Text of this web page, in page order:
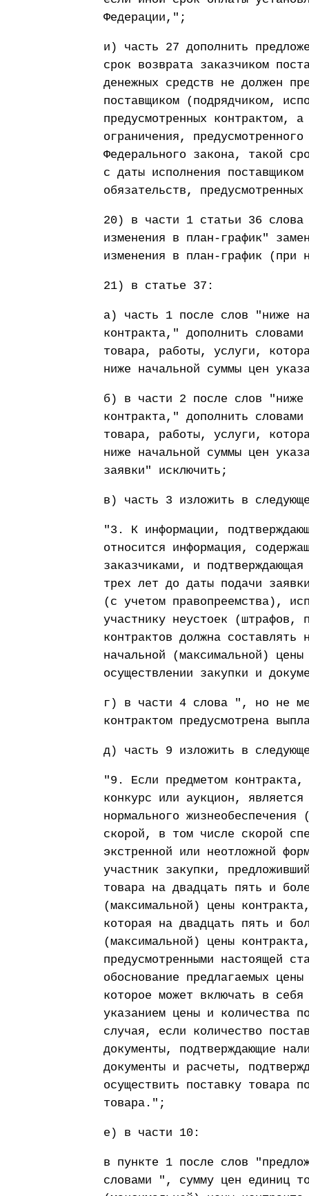
Федерации,";
и) часть 27 дополнить
срок возврата заказчиком
денежных средств не должен
поставщиком (подрядчиком,
предусмотренных контрактом,
ограничения,
Федерального закона, такой
с даты исполнения
обязательств,
20) в части 1 статьи 36 слова
изменения в план-график"
изменения в план-график (при
21) в статье 37:
а) часть 1 после слов "ниже
контракта," дополнить
товара, работы, услуги,
ниже начальной суммы цен
б) в части 2 после слов "ниже
контракта," дополнить
товара, работы, услуги,
ниже начальной суммы цен
заявки" исключить;
в) часть 3 изложить в
"3. К информации,
относится информация,
заказчиками, и
трех лет до даты подачи
(с учетом правопреемства),
участнику неустоек
контрактов должна составлять
начальной (максимальной)
осуществлении закупки и
г) в части 4 слова ", но не
контрактом предусмотрена
д) часть 9 изложить в
"9. Если предметом контракта,
конкурс или аукцион,
нормального
скорой, в том числе скорой
экстренной или неотложной
участник закупки,
товара на двадцать пять и
(максимальной) цены
которая на двадцать пять и
(максимальной) цены
предусмотренными настоящей
обоснование предлагаемых
которое может включать в
указанием цены и количества
случая, если количество
документы, подтверждающие
документы и расчеты,
осуществить поставку товара
товара.";
е) в части 10:
в пункте 1 после слов
словами ", сумму цен единиц